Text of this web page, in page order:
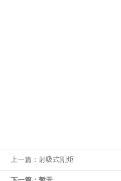
上一篇：射吸式割炬